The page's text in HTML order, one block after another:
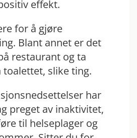
effekt.
for å gjøre
Blant annet er det
restaurant og ta
toalettet, slike ting.
har
preget av inaktivitet,
til helseplager og